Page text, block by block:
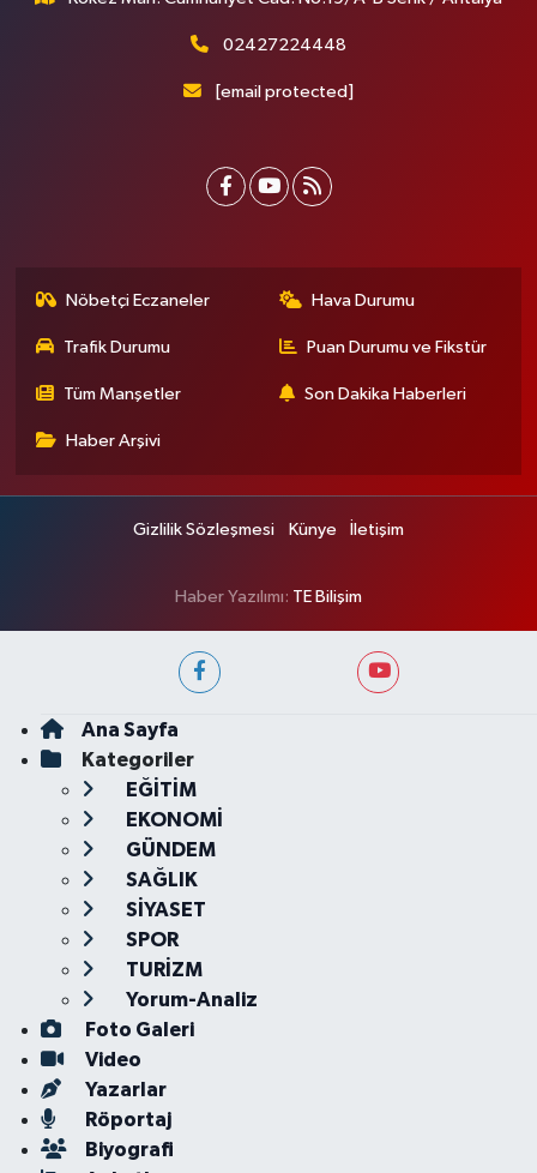
02427224448
[email protected]
Nöbetçi Eczaneler Hava Durumu
Trafik Durumu Puan Durumu ve Fikstür
Tüm Manşetler Son Dakika Haberleri
Haber Arşivi
Gizlilik Sözleşmesi Künye İletişim
Haber Yazılımı: TE Bilişim
Ana Sayfa
Kategoriler
EĞİTİM
EKONOMİ
GÜNDEM
SAĞLIK
SİYASET
SPOR
TURİZM
Yorum-Analiz
Foto Galeri
Video
Yazarlar
Röportaj
Biyografi